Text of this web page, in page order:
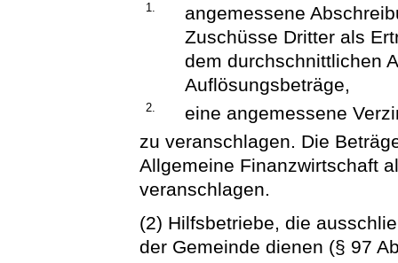
1.
angemessene
Zuschüsse Dritter als
dem durchschnittlichen
Auflösungsbeträge,
2.
eine angemessene
zu veranschlagen. Die
Allgemeine Finanzwirtschaft
veranschlagen.
(2) Hilfsbetriebe, die
der Gemeinde dienen (§ 97